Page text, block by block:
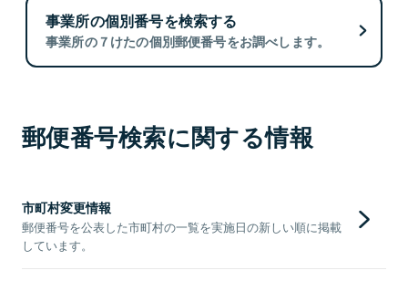
事業所の個別番号を検索する
事業所の７けたの個別郵便番号をお調べします。
郵便番号検索に関する情報
市町村変更情報
郵便番号を公表した市町村の一覧を実施日の新しい順に掲載
しています。